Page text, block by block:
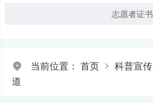
志愿者证书
当前位置： 首页 科普宣传
道